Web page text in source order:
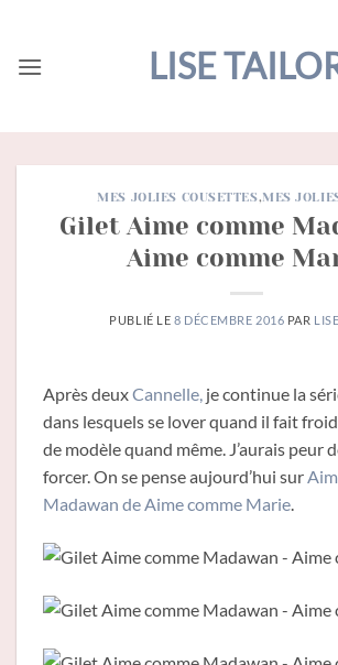
contenu
LISE
MES JOLIES COUSETTES,MES
Gilet Aime comme
Aime comme
PUBLIÉ LE 8 DÉCEMBRE 2016 PAR
Après deuxCannelle, je continue la
dans lesquels se lover quand il fait
de modèle quand même. J’aurais peur
forcer. On se pense aujourd’hui sur
Madawan de Aime comme Marie